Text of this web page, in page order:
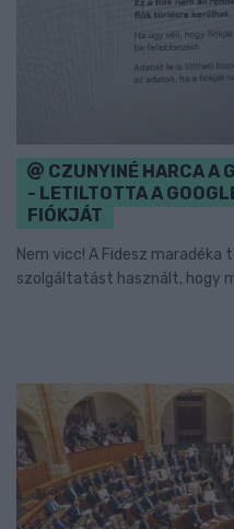
CZUNYINÉ HARCA A
- LETILTOTTA A
FIÓKJÁT
Nem vicc! A Fidesz maradéka
szolgáltatást használt, hogy